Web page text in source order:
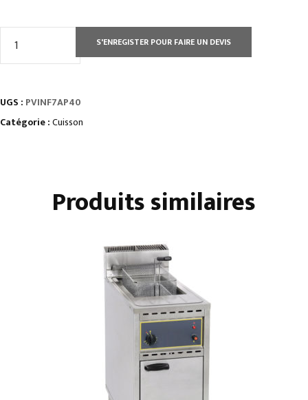
À
POSER
S'ENREGISTER POUR FAIRE UN DEVIS
UGS : PVINF7AP40
Catégorie :Cuisson
Produits similaires